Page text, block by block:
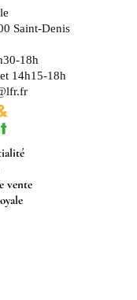
Saint-Denis
18h
14h15-18h
vente